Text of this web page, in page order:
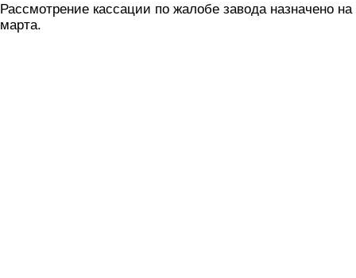
Рассмотрение кассации по жалобе завода назначено на
марта.